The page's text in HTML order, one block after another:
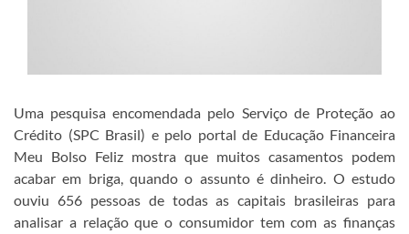
Uma pesquisa encomendada pelo Serviço de Proteção ao
Crédito (SPC Brasil) e pelo portal de Educação Financeira
Meu Bolso Feliz mostra que muitos casamentos podem
acabar em briga, quando o assunto é dinheiro. O estudo
ouviu 656 pessoas de todas as capitais brasileiras para
analisar a relação que o consumidor tem com as finanças